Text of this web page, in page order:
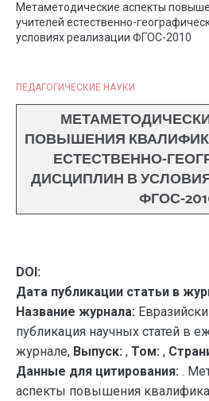
Метаметодические аспекты
учителей естественно-
условиях реализации ФГОС-2010
ПЕДАГОГИЧЕСКИЕ НАУКИ
ПОВЫШЕНИЯ
ЕСТЕСТВЕННО-
ДИСЦИПЛИН В
ФГОС-
DOI:
Дата публикации статьи в
Название журнала:
публикация научных статей в
журнале, Выпуск: , Том: ,
Данные для цитирования: .
аспекты повышения